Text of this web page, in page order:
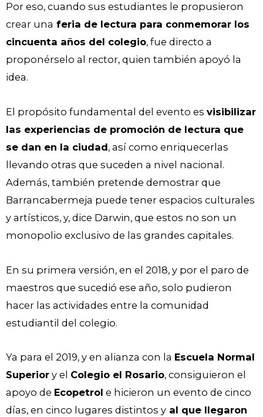
Por eso, cuando sus estudiantes le propusieron
crear una feria de lectura para conmemorar los
cincuenta años del colegio, fue directo a
proponérselo al rector, quien también apoyó la
idea.
El propósito fundamental del evento es visibilizar
las experiencias de promoción de lectura que
se dan en la ciudad, así como enriquecerlas
llevando otras que suceden a nivel nacional.
Además, también pretende demostrar que
Barrancabermeja puede tener espacios culturales
y artísticos, y, dice Darwin, que estos no son un
monopolio exclusivo de las grandes capitales.
En su primera versión, en el 2018, y por el paro de
maestros que sucedió ese año, solo pudieron
hacer las actividades entre la comunidad
estudiantil del colegio.
Ya para el 2019, y en alianza con la Escuela Normal
Superior y el Colegio el Rosario, consiguieron el
apoyo de Ecopetrol e hicieron un evento de cinco
días, en cinco lugares distintos y al que llegaron